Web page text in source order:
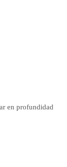
en profundidad